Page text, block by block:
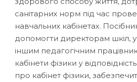
санітарних норм під час
навчальних кабінетах.
допомогти директорам шкіл,
іншим педагогічним
кабінети фізики у
про кабінет фізики,